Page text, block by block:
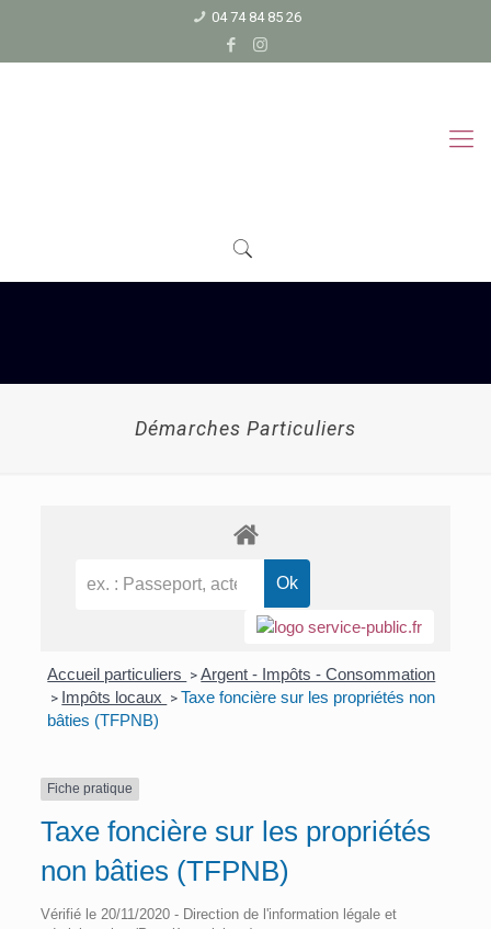
04 74 84 85 26
Démarches Particuliers
Accueil particuliers > Argent - Impôts - Consommation
> Impôts locaux > Taxe foncière sur les propriétés non
bâties (TFPNB)
Fiche pratique
Taxe foncière sur les propriétés
non bâties (TFPNB)
Vérifié le 20/11/2020 - Direction de l'information légale et